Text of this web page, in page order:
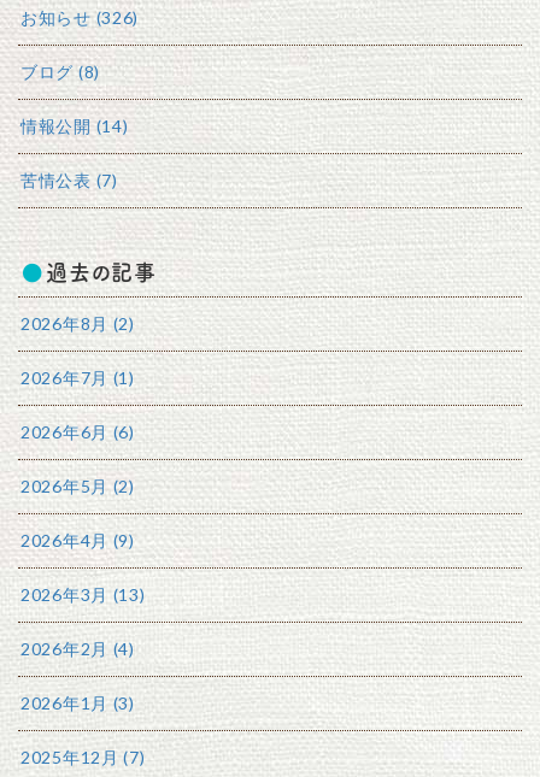
お知らせ (326)
ブログ (8)
情報公開 (14)
苦情公表 (7)
過去の記事
2026年8月 (2)
2026年7月 (1)
2026年6月 (6)
2026年5月 (2)
2026年4月 (9)
2026年3月 (13)
2026年2月 (4)
2026年1月 (3)
2025年12月 (7)